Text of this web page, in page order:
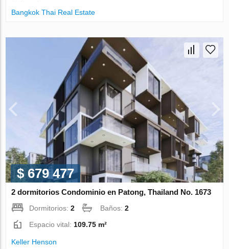
Bangkok Thai Real Estate
$ 679 477
2 dormitorios Condominio en Patong, Thailand No. 1673
Dormitorios:2 Baños:2
Espacio vital: 109.75 m²
Keller Henson